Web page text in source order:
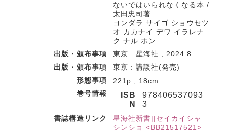
ないではいられなくなる本 /
太田忠司著
ヨンダラ サイゴ ショウセツ
オ カカナイ デワ イラレナ
ク ナル ホン
出版・頒布事項
東京 : 星海社 , 2024.8
出版・頒布事項
東京 : 講談社(発売)
形態事項
221p ; 18cm
巻号情報
ISB
N
978406537093
3
書誌構造リンク
星海社新書||セイカイシャ
シンショ <BB21517521>